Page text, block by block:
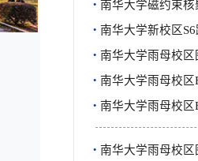
· 南华大学磁约束
· 南华大学新校区
· 南华大学雨母校
· 南华大学雨母校
· 南华大学雨母校
· 南华大学雨母校